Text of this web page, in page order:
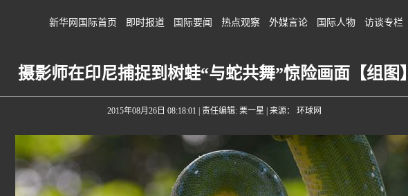
新华网国际首页 即时报道 国际要闻 热点观察 外媒言论 国际人物 访谈专栏
摄影师在印尼捕捉到树蛙“与蛇共舞”惊险画面【组图】
2015年08月26日 08:18:01 | 责任编辑: 栗一星 | 来源： 环球网